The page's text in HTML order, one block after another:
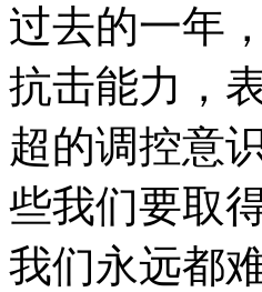
过去的一年
抗击能力，
超的调控意
些我们要取
我们永远都